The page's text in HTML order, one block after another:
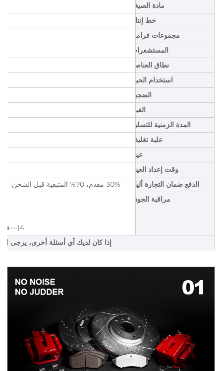
مادة الصيغة
خط إنتاج
مجموعات فرامل
المستشعرات
نطاق العناصر
استخدام الحياة
الضجيج
الغبار
المدة الزمنية للتسليم
علبة تغليف
عينة
وقت إعداد العينة
الدفع ضمان التجارة أليابا
30% مقدم، 70% المتبقية قبل الشحن. (سيتم تقديم صور المنتجات وصور التغليف قبل دفع المبلغ المتبقى)
مراقبة الجودة
4)---فحص مهندسي 5)---فحص التعبئة 6) فحص مرة أخرى قبل الشحن
إذا كان لديك أي أسئلة أخرى، يرجى